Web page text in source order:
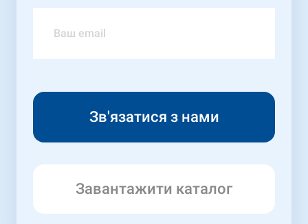
Завантажити каталог